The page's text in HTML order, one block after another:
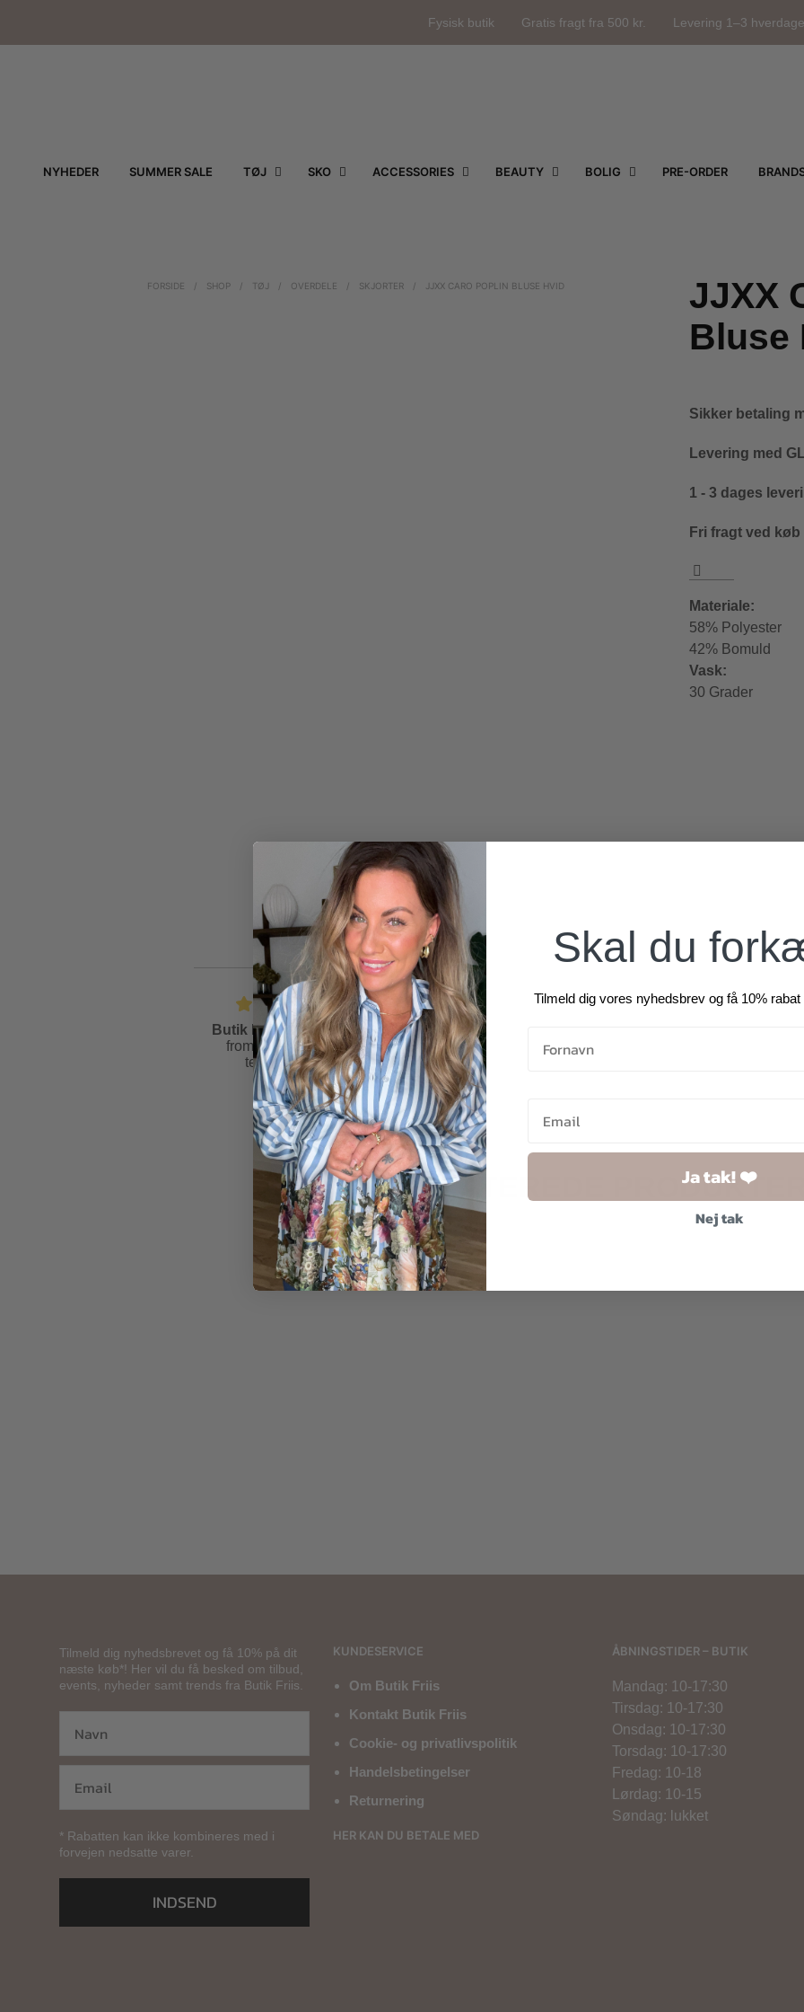
Fysisk butik Gratis fragt fra 500 kr. Levering 1–3 hverdage
NYHEDER SUMMER SALE TØJ SKO ACCESSORIES BEAUTY BOLIG PRE-ORDER
FORSIDE / SHOP / TØJ / OVERDELE / SKJORTER / JJXX CARO POPLIN BLUSE HVID
JJXX
Bluse
Sikker betaling
Levering med
1 - 3 dages
Fri fragt ved køb
Materiale:
58% Polyester
42% Bomuld
Vask:
30 Grader
Butik Friisis rated4.6
from 81reviews &
testimonials
RELATEREDE PRODUKTER
500 kr.
Tilmeld dig nyhedsbrevet og få 10% på dit
næste køb*! Her vil du få besked om tilbud,
events, nyheder samt trends fra Butik Friis.
* Rabatten kan ikke kombineres med i
forvejen nedsatte varer.
INDSEND
KUNDESERVICE
Om Butik Friis
Kontakt Butik Friis
Cookie- og privatlivspolitik
Handelsbetingelser
Returnering
HER KAN DU BETALE MED
ÅBNINGSTIDER – BUTIK
Mandag: 10-17:30
Tirsdag: 10-17:30
Onsdag: 10-17:30
Torsdag: 10-17:30
Fredag: 10-18
Lørdag: 10-15
Søndag: lukket
Skal du
Tilmeld dig vores nyhedsbrev og få 10%
Ja tak! ❤️
Nej tak